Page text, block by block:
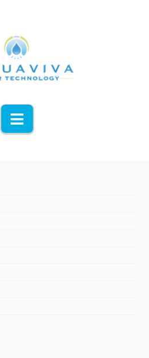
Navigation